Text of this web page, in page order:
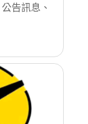
告訊息、